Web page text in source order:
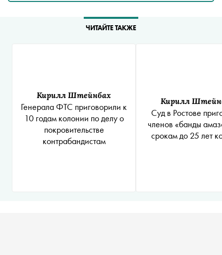
ЧИТАЙТЕ ТАКЖЕ
Кирилл Штейнбах
Генерала ФТС приговорили к
10 годам колонии по делу о
покровительстве
контрабандистам
Кирилл
Суд в Ростове
членов «банды
срокам до 25 лет